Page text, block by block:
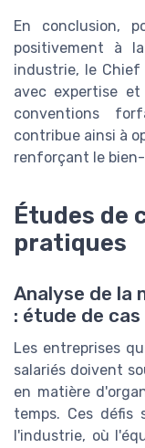
En conclusion,
positivement à
industrie, le Chief
avec expertise
conventions
contribue ainsi à
renforçant le
Études de
pratiques
Analyse de la
: étude de cas
Les entreprises
salariés doivent
en matière
temps. Ces défis
l'industrie, où